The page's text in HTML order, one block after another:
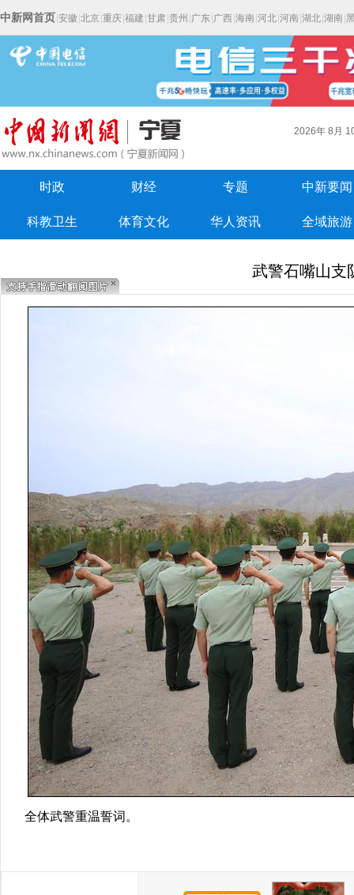
中新网首页 安徽 北京 重庆 福建 甘肃 贵州 广东 广西 海南 河北 河南 湖北 湖南
2026年 8月
时政 财经 专题 中新要闻
科教卫生 体育文化 华人资讯 全域旅游
武警石嘴山支
全体武警重温誓词。